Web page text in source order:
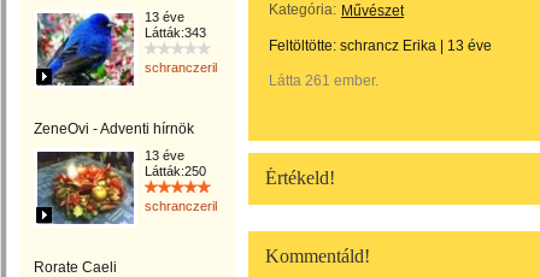
13 éve
Látták:343
schranczerika
ZeneOvi - Adventi hírnök
13 éve
Látták:250
schranczerika
Rorate Caeli
Kategória: Művészet
Feltöltötte: schrancz Erika 13 éve
Látta 261 ember.
Értékeld!
Kommentáld!